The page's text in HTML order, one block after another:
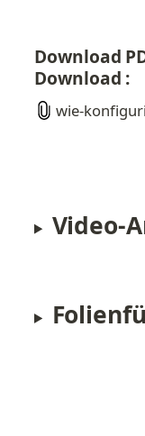
Download
Download :
wie-
Video-